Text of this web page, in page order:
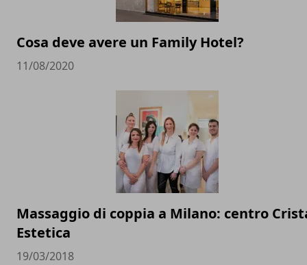
Cosa deve avere un Family Hotel?
11/08/2020
Massaggio di coppia a Milano: centro
Estetica
19/03/2018